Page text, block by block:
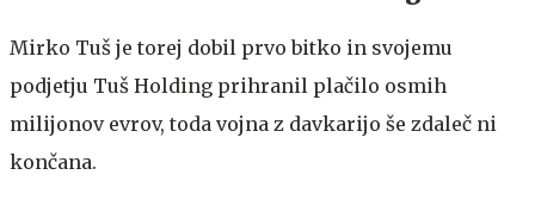
Mirko Tuš je torej dobil prvo bitko in svojemu
podjetju Tuš Holding prihranil plačilo osmih
milijonov evrov, toda vojna z davkarijo še zdaleč ni
končana.